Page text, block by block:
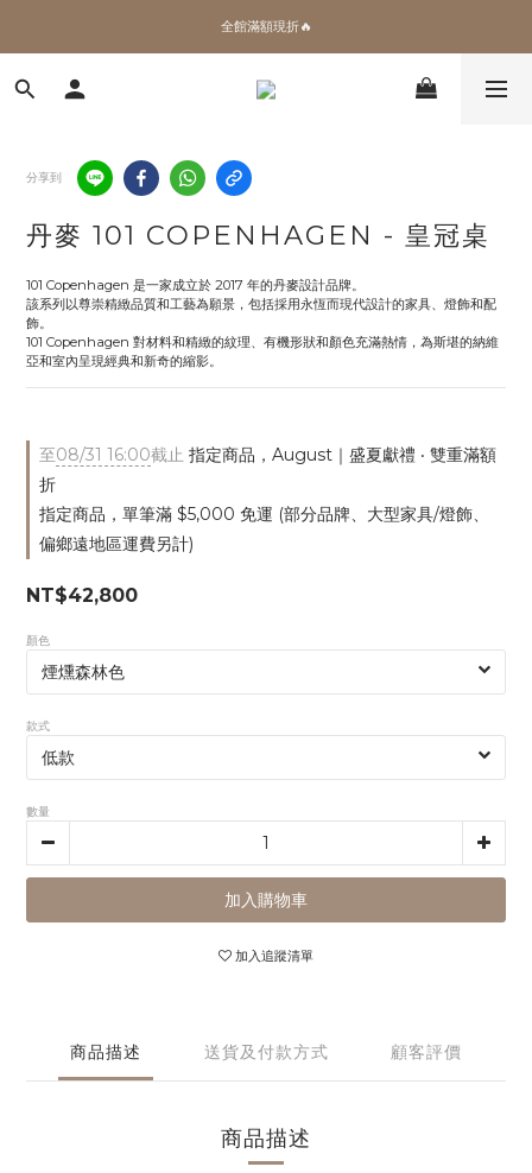
✨加入會員 即領100購物金🎫
加拿大Umbra．買千送百🎫
✨加入會員 即領100購物金🎫
分享到
丹麥 101 COPENHAGEN - 皇冠桌
101 Copenhagen 是一家成立於 2017 年的丹麥設計品牌。
該系列以尊崇精緻品質和工藝為願景，包括採用永恆而現代設計的家具、燈飾和配
飾。
101 Copenhagen 對材料和精緻的紋理、有機形狀和顏色充滿熱情，為斯堪的納維
亞和室內呈現經典和新奇的縮影。
至08/31 16:00截止 指定商品，August｜盛夏獻禮 ‧ 雙重滿額
折
指定商品，單筆滿 $5,000 免運 (部分品牌、大型家具/燈飾、
偏鄉遠地區運費另計)
NT$42,800
顏色
款式
數量
加入購物車
加入追蹤清單
商品描述 送貨及付款方式 顧客評價
商品描述